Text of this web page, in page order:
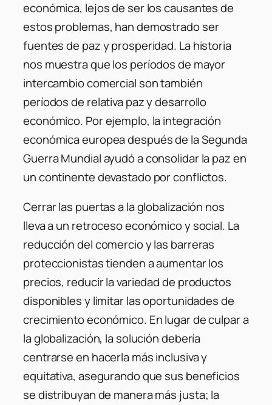
económica, lejos de ser los causantes de
estos problemas, han demostrado ser
fuentes de paz y prosperidad. La historia
nos muestra que los períodos de mayor
intercambio comercial son también
períodos de relativa paz y desarrollo
económico. Por ejemplo, la integración
económica europea después de la Segunda
Guerra Mundial ayudó a consolidar la paz en
un continente devastado por conflictos.
Cerrar las puertas a la globalización nos
lleva a un retroceso económico y social. La
reducción del comercio y las barreras
proteccionistas tienden a aumentar los
precios, reducir la variedad de productos
disponibles y limitar las oportunidades de
crecimiento económico. En lugar de culpar a
la globalización, la solución debería
centrarse en hacerla más inclusiva y
equitativa, asegurando que sus beneficios
se distribuyan de manera más justa; la